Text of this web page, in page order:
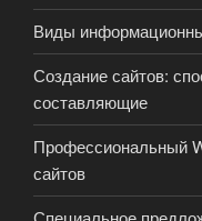
Виды
Создание сайтов:
составляющие
Профессиональный
сайтов